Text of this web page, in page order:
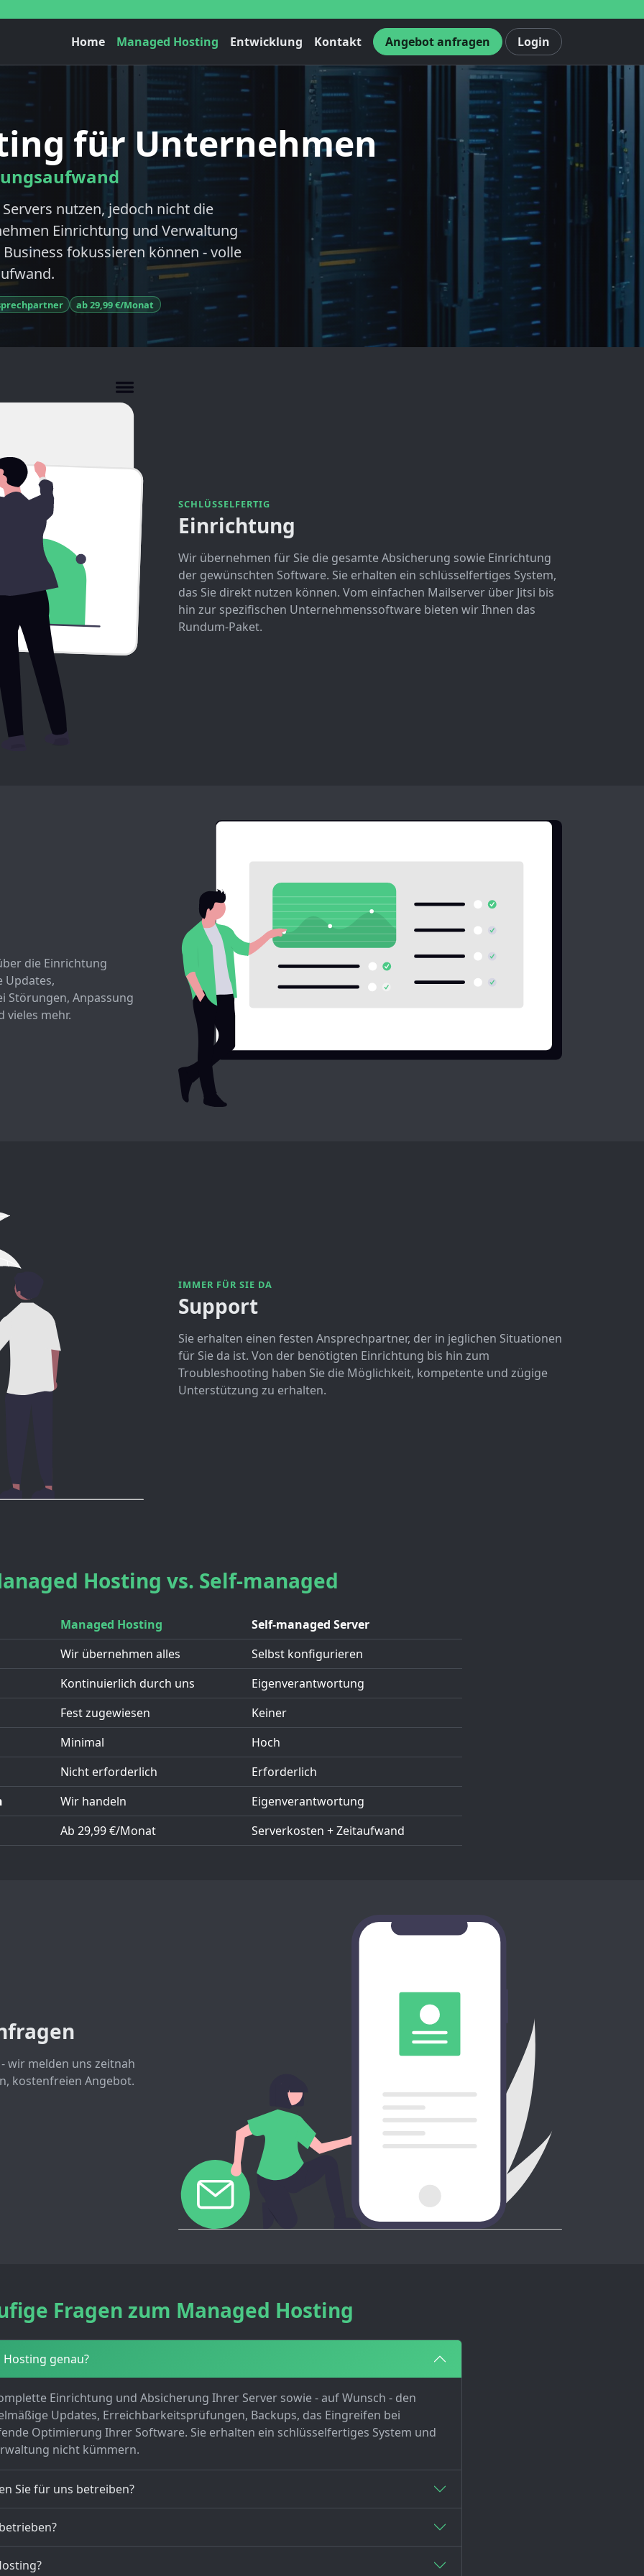
Home Managed Hosting Entwicklung Kontakt Angebot anfragen Login
für Unternehmen
nutzen, jedoch nicht die
Einrichtung und Verwaltung
fokussieren können - volle
ab 29,99 €/Monat
SCHLÜSSELFERTIG
Einrichtung
Wir übernehmen für Sie die gesamte Absicherung sowie Einrichtung
der gewünschten Software. Sie erhalten ein schlüsselfertiges System,
das Sie direkt nutzen können. Vom einfachen Mailserver über Jitsi bis
hin zur spezifischen Unternehmenssoftware bieten wir Ihnen das
Rundum-Paket.
die Einrichtung
Updates,
Störungen, Anpassung
vieles mehr.
IMMER FÜR SIE DA
Support
Sie erhalten einen festen Ansprechpartner, der in jeglichen Situationen
für Sie da ist. Von der benötigten Einrichtung bis hin zum
Troubleshooting haben Sie die Möglichkeit, kompetente und zügige
Unterstützung zu erhalten.
Hosting vs. Self-managed
Managed Hosting
Self-managed Server
Wir übernehmen alles
Selbst konfigurieren
Kontinuierlich durch uns
Eigenverantwortung
Fest zugewiesen
Keiner
Minimal
Hoch
Nicht erforderlich
Erforderlich
Wir handeln
Eigenverantwortung
Ab 29,99 €/Monat
Serverkosten + Zeitaufwand
wir melden uns zeitnah
kostenfreien Angebot.
Fragen zum Managed Hosting
genau?
Einrichtung und Absicherung Ihrer Server sowie - auf Wunsch - den
Updates, Erreichbarkeitsprüfungen, Backups, das Eingreifen bei
Optimierung Ihrer Software. Sie erhalten ein schlüsselfertiges System und
nicht kümmern.
Sie für uns betreiben?